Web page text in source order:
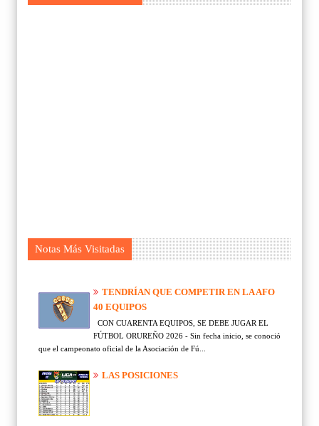
Notas Más Visitadas
TENDRÍAN QUE COMPETIR EN LA AFO
40 EQUIPOS
CON CUARENTA EQUIPOS, SE DEBE JUGAR EL
FÚTBOL ORUREÑO 2026 - Sin fecha inicio, se conoció
que el campeonato oficial de la Asociación de Fú...
LAS POSICIONES